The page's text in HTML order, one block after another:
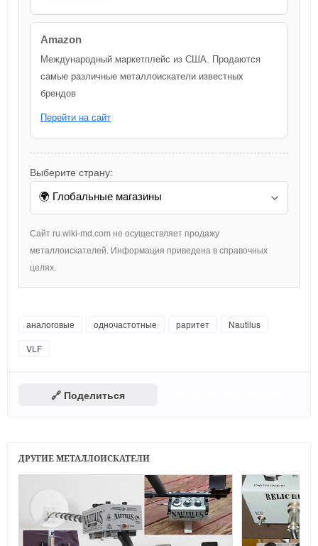
Amazon
Международный маркетплейс из США. Продаются
самые различные металлоискатели известных
брендов
Перейти на сайт
Выберите страну:
Сайт ru.wiki-md.com не осуществляет продажу
металлоискателей. Информация приведена в справочных
целях.
аналоговые одночастотные раритет
Nautilus
VLF
🔗 Поделиться
ДРУГИЕ МЕТАЛЛОИСКАТЕЛИ